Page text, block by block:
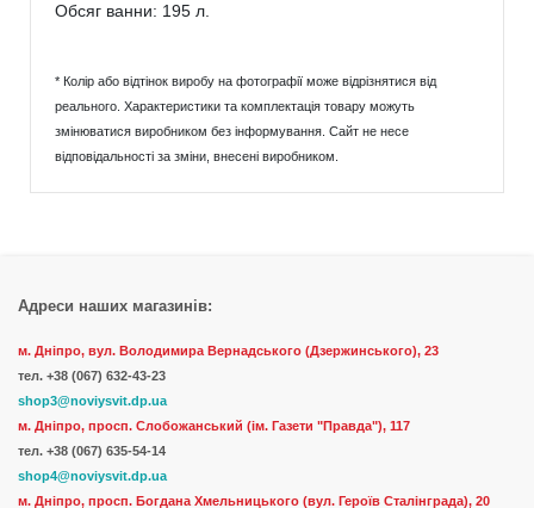
Обсяг ванни: 195 л.
* Колір або відтінок виробу на фотографії може відрізнятися від
реального. Характеристики та комплектація товару можуть
змінюватися виробником без інформування. Сайт не несе
відповідальності за зміни, внесені виробником.
Адреси наших магазинів:
м. Дніпро, вул. Володимира Вернадського (Дзержинського), 23
тел. +38 (067) 632-43-23
shop3@noviysvit.dp.ua
м. Дніпро, просп. Слобожанський (ім. Газети "Правда"), 117
тел. +38 (067) 635-54-14
shop4@noviysvit.dp.ua
м. Дніпро, просп. Богдана Хмельницького (вул. Героїв Сталінграда), 20